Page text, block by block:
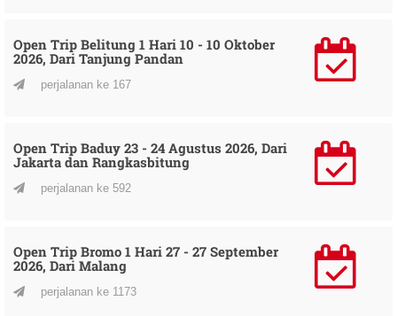
Open Trip Belitung 1 Hari 10 - 10 Oktober
2026, Dari Tanjung Pandan
perjalanan ke 167
Open Trip Baduy 23 - 24 Agustus 2026, Dari
Jakarta dan Rangkasbitung
perjalanan ke 592
Open Trip Bromo 1 Hari 27 - 27 September
2026, Dari Malang
perjalanan ke 1173